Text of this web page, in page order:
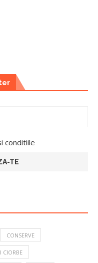
conditiile
CONSERVE
CIORBE